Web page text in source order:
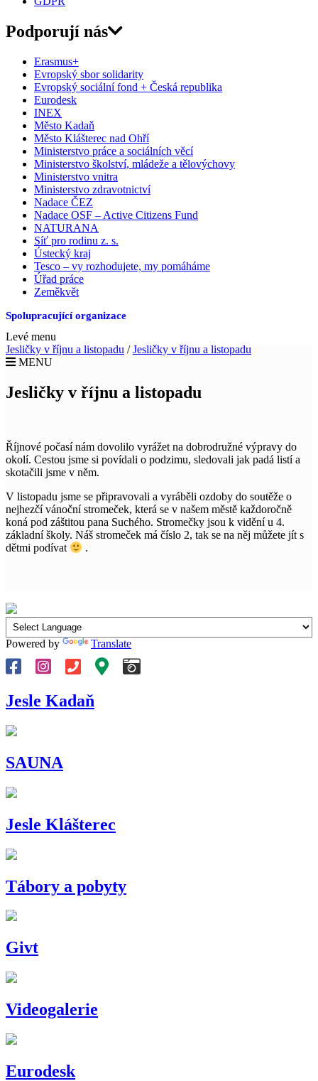
Podporují nás
Erasmus+
Evropský sbor solidarity
Evropský sociální fond + Česká republika
Eurodesk
INEX
Město Kadaň
Město Klášterec nad Ohří
Ministerstvo práce a sociálních věcí
Ministerstvo školství, mládeže a tělovýchovy
Ministerstvo vnitra
Ministerstvo zdravotnictví
Nadace ČEZ
Nadace OSF – Active Citizens Fund
NATURANA
Síť pro rodinu z. s.
Ústecký kraj
Tesco – vy rozhodujete, my pomáháme
Úřad práce
Zeměkvět
Spolupracující organizace
Levé menu
Jesličky v říjnu a listopadu /Jesličky v říjnu a listopadu
MENU
Jesličky v říjnu a listopadu
Říjnové počasí nám dovolilo vyrážet na dobrodružné výpravy do
okolí. Cestou jsme si povídali o podzimu, sledovali jak padá listí a
skotačili jsme v něm.
V listopadu jsme se připravovali a vyráběli ozdoby do soutěže o
nejhezčí vánoční stromeček, která se v našem městě každoročně
koná pod záštitou pana Suchého. Stromečky jsou k vidění u 4.
základní školy. Náš stromeček má číslo 2, tak se na něj můžete jít s
dětmi podívat
.
Powered by Translate
Jesle Kadaň
SAUNA
Jesle Klášterec
Tábory a pobyty
Givt
Videogalerie
Eurodesk